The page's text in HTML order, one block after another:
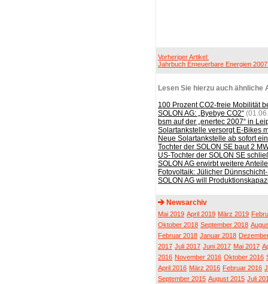
Vorheriger Artikel:
Jahrbuch Erneuerbare Energien
Lesen Sie hierzu auch ähnliche
100 Prozent CO2-freie Mobilität
SOLON AG: „Byebye CO2“
bsm auf der „enertec 2007“ in
Solartankstelle versorgt E-Bikes
Neue Solartankstelle ab sofort
Tochter der SOLON SE baut 2
US-Tochter der SOLON SE
SOLON AG erwirbt weitere
Fotovoltaik: Jülicher
SOLON AG will
Newsarchiv
Mai 2019 April 2019 März 2019
Oktober 2018 September 2018
Februar 2018 Januar 2018
2017 Juli 2017 Juni 2017 Mai 2017
2016 November 2016 Oktober 2016
April 2016 März 2016 Februar 2016
September 2015 August 2015 Juli